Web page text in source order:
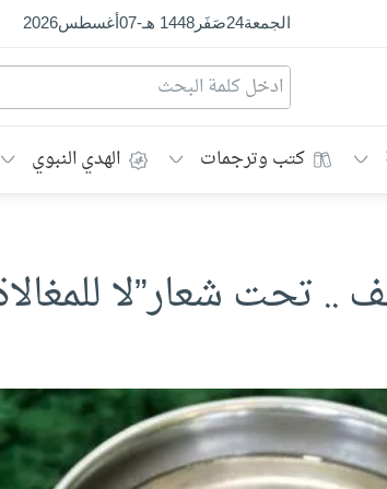
الجمعة24صَفَر1448 هـ -
07أغسطس2026
كتب وترجمات الهدي النبوي
.. تحت شعار”لا